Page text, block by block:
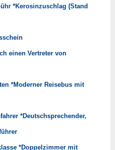
*Kerosinzuschlag (Stand
einen Vertreter von
*Moderner Reisebus mit
*Deutschsprechender,
*Doppelzimmer mit